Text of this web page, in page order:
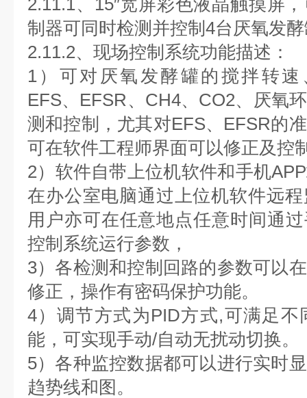
2.11.1、15″宽屏彩色液晶触摸屏
制器可同时检测并控制4台厌氧发
2.11.2、现场控制系统功能描述：
1）可对厌氧发酵罐的搅拌转速
EFS、EFSR、CH4、CO2、厌氧
测和控制，尤其对EFS、EFSR的
可在软件工程师界面可以修正及控
2）软件自带上位机软件和手机
在办公室电脑通过上位机软件远
用户亦可在任意地点任意时间通
控制系统运行参数，
3）各检测和控制回路的参数可以
修正，操作有密码保护功能。
4）调节方式为PID方式,可满足
能，可实现手动/自动无扰动切换。
5）各种监控数据都可以进行实时
趋势线和图。